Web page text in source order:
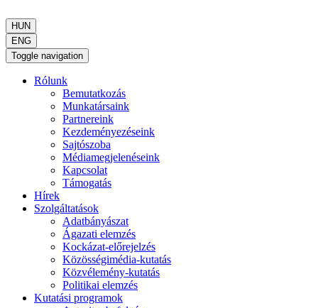
HUN
ENG
Toggle navigation
Rólunk
Bemutatkozás
Munkatársaink
Partnereink
Kezdeményezéseink
Sajtószoba
Médiamegjelenéseink
Kapcsolat
Támogatás
Hírek
Szolgáltatások
Adatbányászat
Ágazati elemzés
Kockázat-előrejelzés
Közösségimédia-kutatás
Közvélemény-kutatás
Politikai elemzés
Kutatási programok